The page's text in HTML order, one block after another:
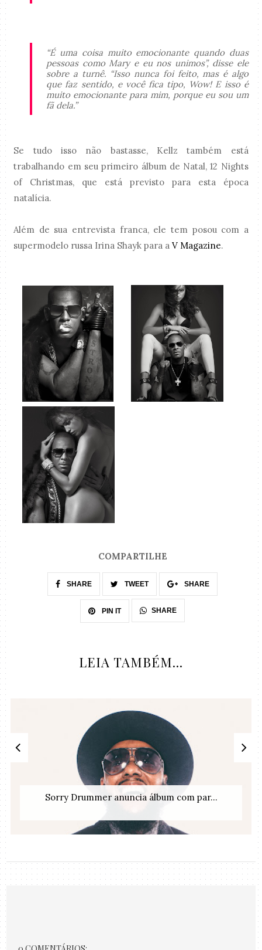
“É uma coisa muito emocionante quando duas
pessoas como Mary e eu nos unimos”, disse ele
sobre a turnê. “Isso nunca foi feito, mas é algo
que faz sentido, e você fica tipo, Wow! E isso é
muito emocionante para mim, porque eu sou um
fã dela.”
Se tudo isso não bastasse, Kellz também está
trabalhando em seu primeiro álbum de Natal, 12 Nights
of Christmas, que está previsto para esta época
natalícia.
Além de sua entrevista franca, ele tem posou com a
supermodelo russa Irina Shayk para aV Magazine.
COMPARTILHE
SHARE TWEET SHARE
PIN IT SHARE
LEIA TAMBÉM...
Sorry Drummer anuncia álbum com par...